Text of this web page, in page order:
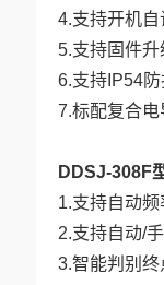
4.支持开机
5.支持固件
6.支持IP54
7.标配复合
DDSJ-308F
1.支持自动
2.支持自动/
3.智能判别